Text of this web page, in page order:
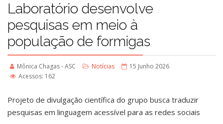
Laboratório desenvolve
pesquisas em meio à
população de formigas
Mônica Chagas - ASC Notícias
15 Junho 2026
Acessos: 162
Projeto de divulgação científica do grupo busca traduzir
pesquisas em linguagem acessível para as redes sociais